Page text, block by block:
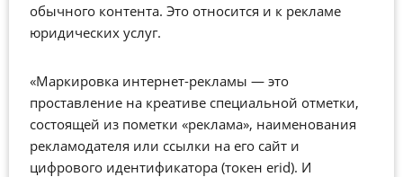
обычного контента. Это относится и к рекламе
юридических услуг.
«Маркировка интернет-рекламы — это
проставление на креативе специальной отметки,
состоящей из пометки «реклама», наименования
рекламодателя или ссылки на его сайт и
цифрового идентификатора (токен erid). И